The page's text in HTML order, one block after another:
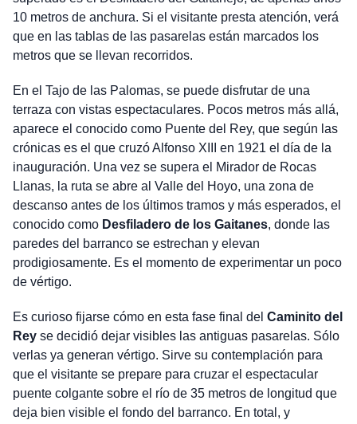
10 metros de anchura. Si el visitante presta atención, verá
que en las tablas de las pasarelas están marcados los
metros que se llevan recorridos.
En el Tajo de las Palomas, se puede disfrutar de una
terraza con vistas espectaculares. Pocos metros más allá,
aparece el conocido como Puente del Rey, que según las
crónicas es el que cruzó Alfonso XIII en 1921 el día de la
inauguración. Una vez se supera el Mirador de Rocas
Llanas, la ruta se abre al Valle del Hoyo, una zona de
descanso antes de los últimos tramos y más esperados, el
conocido como Desfiladero de los Gaitanes, donde las
paredes del barranco se estrechan y elevan
prodigiosamente. Es el momento de experimentar un poco
de vértigo.
Es curioso fijarse cómo en esta fase final del Caminito del
Reyse decidió dejar visibles las antiguas pasarelas. Sólo
verlas ya generan vértigo. Sirve su contemplación para
que el visitante se prepare para cruzar el espectacular
puente colgante sobre el río de 35 metros de longitud que
deja bien visible el fondo del barranco. En total, y